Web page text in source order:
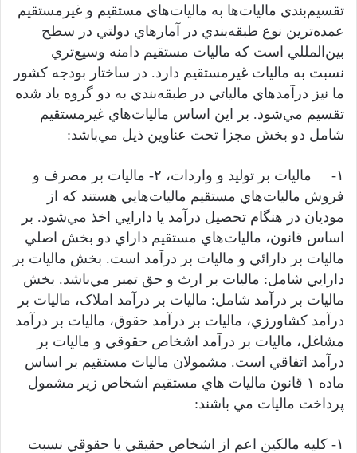
تقسيم‌بندي ماليات‌ها به ماليات‌هاي مستقيم و غيرمستقيم
عمده‌ترين نوع طبقه‌بندي در آمارهاي دولتي در سطح
بين‌المللي است که ماليات مستقيم دامنه وسيع‌تري
نسبت به ماليات غيرمستقيم دارد. در ساختار بودجه کشور
ما نيز درآمدهاي مالياتي در طبقه‌بندي به دو گروه ياد شده
تقسيم مي‌شود. بر اين اساس ماليات‌هاي غيرمستقيم
شامل دو بخش مجزا تحت عناوين ذيل مي‌باشد:
۱- ماليات بر توليد و واردات، ۲- ماليات بر مصرف و
فروش ماليات‌هاي مستقيم ماليات‌هايي هستند که از
موديان در هنگام تحصيل درآمد يا دارايي اخذ مي‌شود. بر
اساس قانون، ماليات‌هاي مستقيم داراي دو بخش اصلي
ماليات بر دارائي و ماليات بر درآمد است. بخش ماليات بر
دارايي شامل: ماليات بر ارث و حق تمبر مي‌باشد. بخش
ماليات بر درآمد شامل: ماليات بر درآمد املاک، ماليات بر
درآمد کشاورزي، ماليات بر درآمد حقوق، ماليات بر درآمد
مشاغل، ماليات بر درآمد اشخاص حقوقي و ماليات بر
درآمد اتفاقي است. مشمولان ماليات مستقيم بر اساس
ماده ۱ قانون ماليات هاي مستقيم اشخاص زير مشمول
پرداخت ماليات مي باشند:
۱- کليه مالکين اعم از اشخاص حقيقي يا حقوقي نسبت